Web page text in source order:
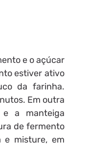
e o açúcar
estiver ativo
da farinha.
Em outra
a manteiga
de fermento
e misture, em